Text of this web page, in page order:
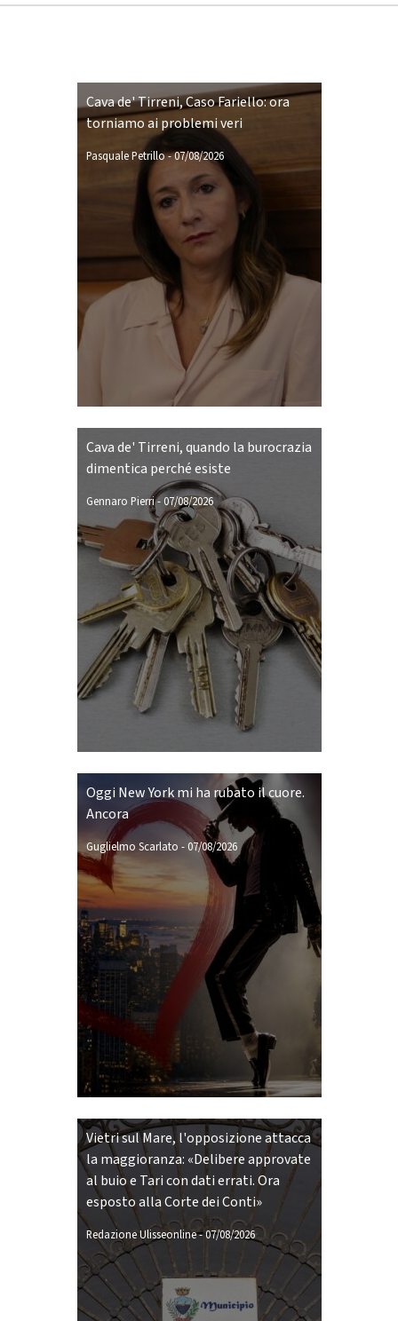
Cava de' Tirreni, Caso Fariello: ora
torniamo ai problemi veri
Pasquale Petrillo-07/08/2026
Cava de' Tirreni, quando la burocrazia
dimentica perché esiste
Gennaro Pierri- 07/08/2026
Oggi New York mi ha rubato il cuore.
Ancora
Guglielmo Scarlato -07/08/2026
Vietri sul Mare, l'opposizione attacca
la maggioranza: «Delibere approvate
al buio e Tari con dati errati. Ora
esposto alla Corte dei Conti»
Redazione Ulisseonline-07/08/2026